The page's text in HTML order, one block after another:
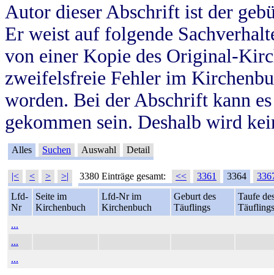
Autor dieser Abschrift ist der
Er weist auf folgende
von einer Kopie des Original-
zweifelsfreie Fehler im
worden. Bei der Abschrift kann
gekommen sein. Deshalb wird
Alles Suchen Auswahl Detail
|< < > >| 3380 Einträge gesamt: << 3361 3364
Lfd-
Nr
Seite im
Kirchenbuch
Lfd-Nr im
Kirchenbuch
Geburt des
Täuflings
Taufe
Täuflings
...
...
...